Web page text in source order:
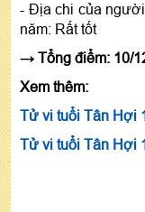
- Địa chi của
năm: Rất tốt
→ Tổng điểm: 10/
Xem thêm:
Tử vi tuổi Tân Hợi
Tử vi tuổi Tân Hợi